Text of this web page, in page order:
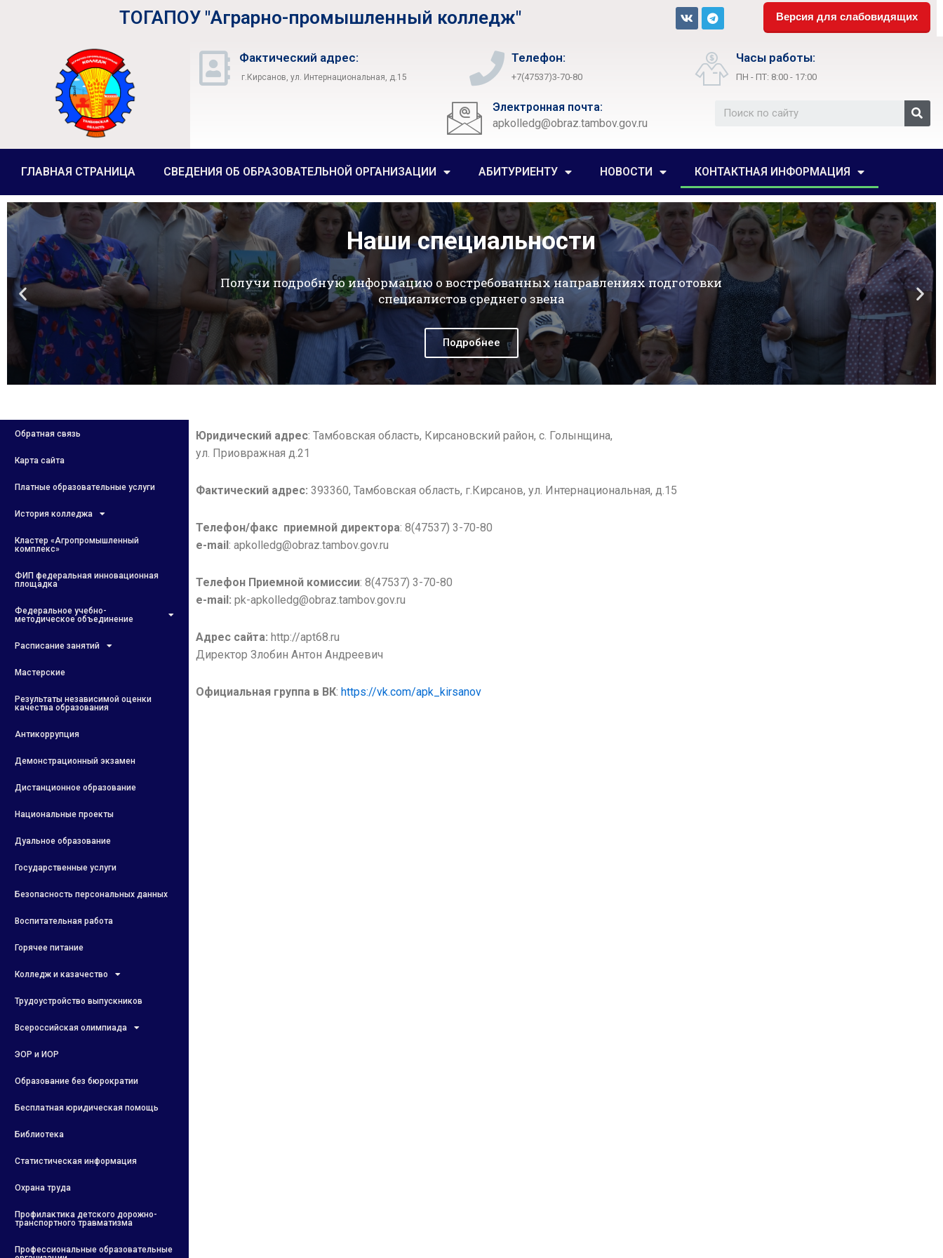
ТОГАПОУ "Аграрно-промышленный колледж" Версия для слабовидящих
Фактический адрес:
г.Кирсанов, ул. Интернациональная, д.15
Телефон:
+7(47537)3-70-80
Часы работы:
ПН - ПТ: 8:00 - 17:00
Электронная почта:
apkolledg@obraz.tambov.gov.ru
ГЛАВНАЯ СТРАНИЦА СВЕДЕНИЯ ОБ ОБРАЗОВАТЕЛЬНОЙ ОРГАНИЗАЦИИ АБИТУРИЕНТУ НОВОСТИ КОНТАКТНАЯ ИНФОРМАЦИЯ
Наши специальности
Получи подробную информацию о востребованных направлениях подготовки
специалистов среднего звена
Подробнее
Обратная связь
Карта сайта
Платные образовательные услуги
История колледжа
Кластер «Агропромышленный
комплекс»
ФИП федеральная инновационная
площадка
Федеральное учебно-
методическое объединение
Расписание занятий
Мастерские
Результаты независимой оценки
качества образования
Антикоррупция
Демонстрационный экзамен
Дистанционное образование
Национальные проекты
Дуальное образование
Государственные услуги
Безопасность персональных данных
Воспитательная работа
Горячее питание
Колледж и казачество
Трудоустройство выпускников
Всероссийская олимпиада
ЭОР и ИОР
Образование без бюрократии
Бесплатная юридическая помощь
Библиотека
Статистическая информация
Охрана труда
Профилактика детского дорожно-
транспортного травматизма
Профессиональные образовательные
Юридический адрес: Тамбовская область, Кирсановский район, с. Голынщина,
ул. Приовражная д.21
Фактический адрес: 393360, Тамбовская область, г.Кирсанов, ул. Интернациональная, д.15
Телефон/факс приемной директора: 8(47537) 3-70-80
e-mail: apkolledg@obraz.tambov.gov.ru
Телефон Приемной комиссии: 8(47537) 3-70-80
e-mail: pk-apkolledg@obraz.tambov.gov.ru
Адрес сайта: http://apt68.ru
Директор Злобин Антон Андреевич
Официальная группа в ВК: https://vk.com/apk_kirsanov